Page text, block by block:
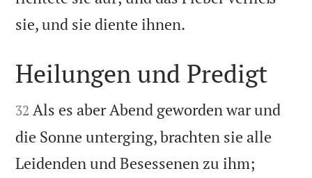
sie, und sie diente ihnen.

Heilungen und Predigt

32 Als es aber Abend geworden war und
die Sonne unterging, brachten sie alle
Leidenden und Besessenen zu ihm;